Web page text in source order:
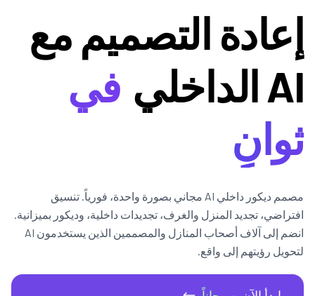
إعادة التصميم مع
AI الداخلي
في
ثوانٍ
مصمم ديكور داخلي AI مجاني بصورة واحدة، فورياً. تنسيق
افتراضي، تجديد المنزل والغرف، تجديدات داخلية، وديكور بميزانية.
انضم إلى آلاف أصحاب المنازل والمصممين الذين يستخدمون AI
لتحويل رؤيتهم إلى واقع.